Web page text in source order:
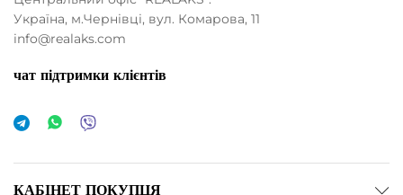
Україна, м.Чернівці, вул. Комарова, 11
info@realaks.com
чат підтримки клієнтів
КАБІНЕТ ПОКУПЦЯ